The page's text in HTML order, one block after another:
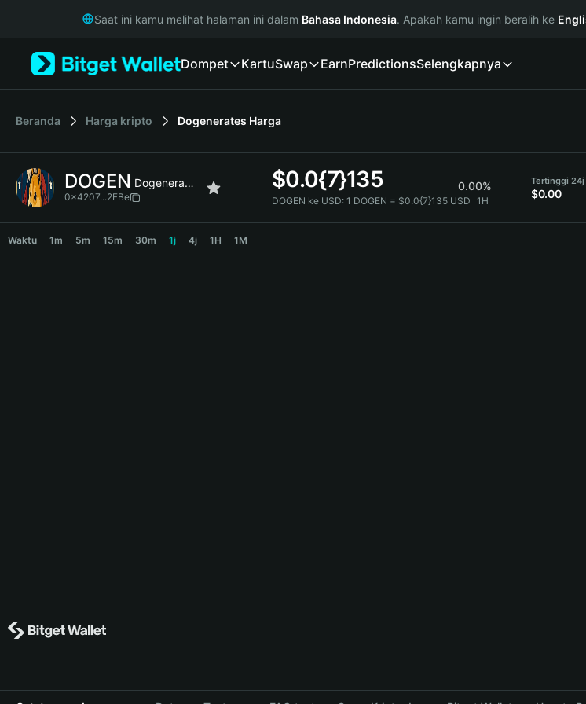
Русский
Italiano
简体中文
繁體中文
Bahasa Indonesia
Saat ini kamu melihat halaman ini dalam Bahasa Indonesia. Apakah kamu ingin beralih ke
Dompet KartuSwap EarnPredictionsSelengkapnya
Beranda Harga kripto Dogenerates Harga
DOGEN Dogenerates
0x4207...2FBe
$0.0{7}135 0.00%
DOGEN ke USD: 1 DOGEN = $0.0{7}135 USD 1H
Tertinggi 24j
$0.00
Waktu 1m 5m 15m 30m 1j 4j 1H 1M